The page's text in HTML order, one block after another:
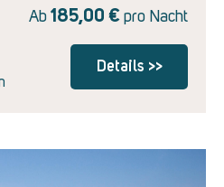
Ab 185,00 € pro Nacht
Details >>